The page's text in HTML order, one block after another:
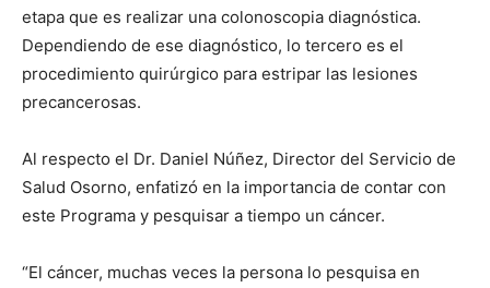
etapa que es realizar una colonoscopia diagnóstica.
Dependiendo de ese diagnóstico, lo tercero es el
procedimiento quirúrgico para estripar las lesiones
precancerosas.
Al respecto el Dr. Daniel Núñez, Director del Servicio de
Salud Osorno, enfatizó en la importancia de contar con
este Programa y pesquisar a tiempo un cáncer.
“El cáncer, muchas veces la persona lo pesquisa en